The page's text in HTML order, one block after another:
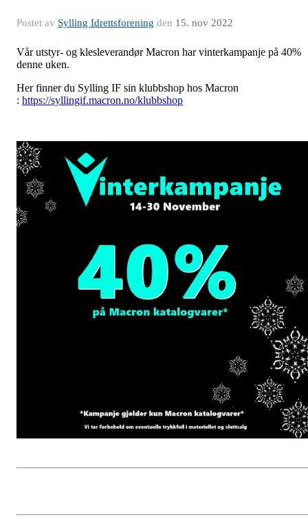
Postet av Sylling Idrettsforening den 15. nov 2022
Vår utstyr- og klesleverandør Macron har vinterkampanje på 40%
denne uken.
Her finner du Sylling IF sin klubbshop hos Macron
: https://syllingif.macron.no/klubbshop